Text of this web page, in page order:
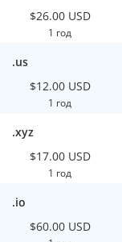
$26.00 USD
1 год
.us
$12.00 USD
1 год
.xyz
$17.00 USD
1 год
.io
$60.00 USD